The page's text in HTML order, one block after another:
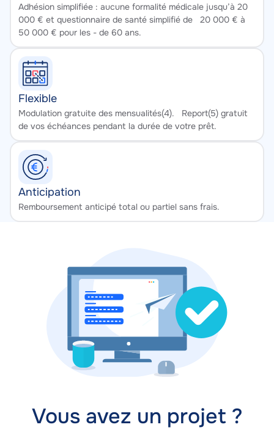
Adhésion simplifiée : aucune formalité médicale jusqu’à 20
000 € et questionnaire de santé simplifié de 20 000 € à
50 000 € pour les - de 60 ans.
Flexible
Texte
Modulation gratuite des mensualités(4). Report(5) gratuit
de vos échéances pendant la durée de votre prêt.
Anticipation
Texte
Remboursement anticipé total ou partiel sans frais.
Vous avez un projet ?